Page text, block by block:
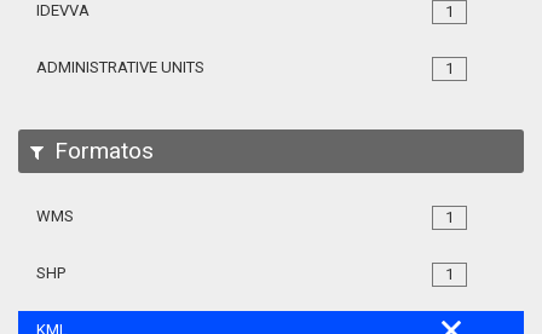
1
IDEVVA
1
ADMINISTRATIVE UNITS
Formatos
1
WMS
1
SHP
KML